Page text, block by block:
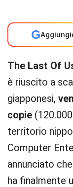
G
The Last Of
è riuscito a
giapponesi,
copie
territorio
Computer
annunciato che
ha finalmente